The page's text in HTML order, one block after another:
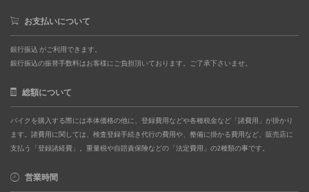
お支払いについて
銀行振込 がご利用できます。
銀行振込の振替手数料はお客様にご負担頂いております。ご了承下さいませ。
総額について
バイクを購入する際には本体価格の他に、登録費用などや各種税金など「諸費用」が掛かり
ます。諸費用に関しては、検査登録手続き代行の費用や、整備に掛かる費用など、販売店に
支払う「登録諸経費」。重量税や自賠責保険などの「法定費用」の2種類の事です。
営業時間